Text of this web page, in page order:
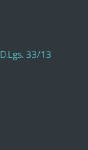
33/13